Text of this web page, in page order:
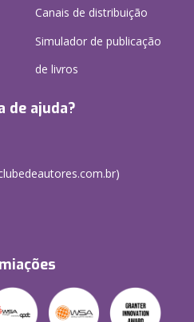
Canais de distribuição
Simulador de publicação
de livros
de ajuda?